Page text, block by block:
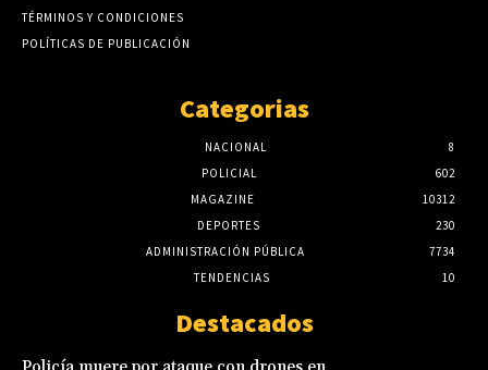
TÉRMINOS Y CONDICIONES
POLÍTICAS DE PUBLICACIÓN
Categorias
NACIONAL
8
POLICIAL
602
MAGAZINE
10312
DEPORTES
230
ADMINISTRACIÓN PÚBLICA
7734
TENDENCIAS
10
Destacados